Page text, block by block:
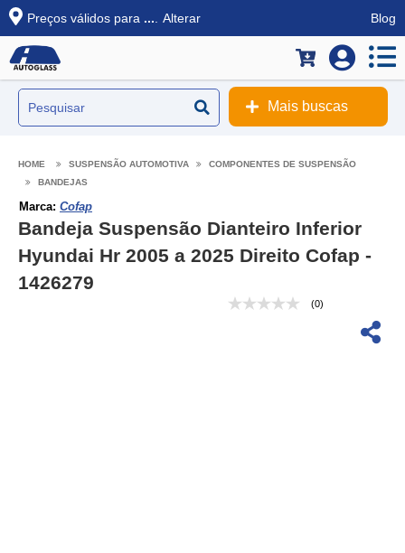
Preços válidos para ... Alterar Blog
Mais buscas
SUSPENSÃO AUTOMOTIVA
COMPONENTES DE SUSPENSÃO
BANDEJAS
Marca: Cofap
Bandeja Suspensão Dianteiro Inferior
Hyundai Hr 2005 a 2025 Direito Cofap -
1426279
(0)